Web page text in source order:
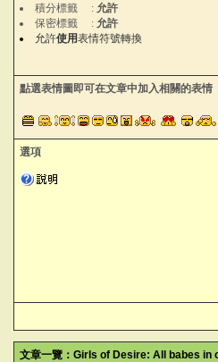
積分標籤 : 允許
保密標籤 : 允許
允許使用表情符號轉換
點選表情圖即可在文章中加入相關的表情
選項
文章一覽：Girls of Desire: All babes in